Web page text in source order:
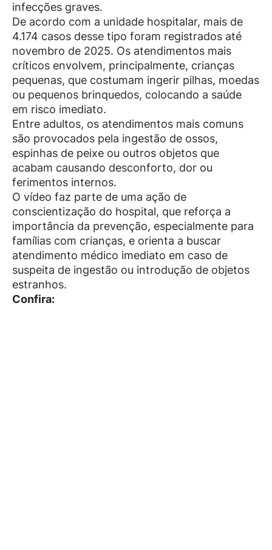
infecções graves.
De acordo com a unidade hospitalar, mais de
4.174 casos desse tipo foram registrados até
novembro de 2025. Os atendimentos mais
críticos envolvem, principalmente, crianças
pequenas, que costumam ingerir pilhas, moedas
ou pequenos brinquedos, colocando a saúde
em risco imediato.
Entre adultos, os atendimentos mais comuns
são provocados pela ingestão de ossos,
espinhas de peixe ou outros objetos que
acabam causando desconforto, dor ou
ferimentos internos.
O vídeo faz parte de uma ação de
conscientização do hospital, que reforça a
importância da prevenção, especialmente para
famílias com crianças, e orienta a buscar
atendimento médico imediato em caso de
suspeita de ingestão ou introdução de objetos
estranhos.
Confira: